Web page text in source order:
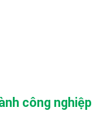
công nghiệp